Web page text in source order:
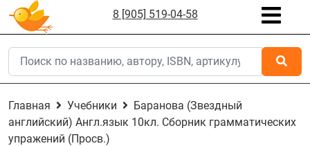
8 [905] 519-04-58
Главная Учебники
Баранова (Звездный
английский) Англ.язык 10кл. Сборник грамматических
упражений (Просв.)